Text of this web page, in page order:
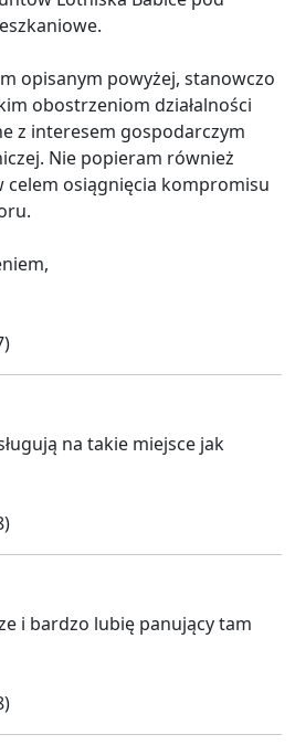
opisanym powyżej, stanowczo
obostrzeniom działalności
z interesem gospodarczym
Nie popieram również
osiągnięcia kompromisu
na takie miejsce jak
i bardzo lubię panujący tam